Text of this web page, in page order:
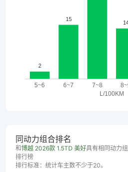
同动力组合排名
和博越 2026款 1.5TD 美好具有相同动力
排行榜
排行标准：统计车主数不少于20。